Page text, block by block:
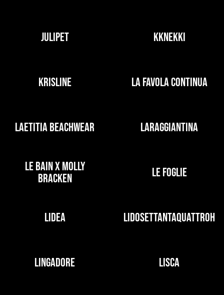
JULIPET KKNEKKI
KRISLINE LA FAVOLA CONTINUA
LAETITIA BEACHWEAR LARAGGIANTINA
LE BAIN X MOLLY
BRACKEN
LE FOGLIE
LIDEA LIDOSETTANTAQUATTROH
LINGADORE LISCA